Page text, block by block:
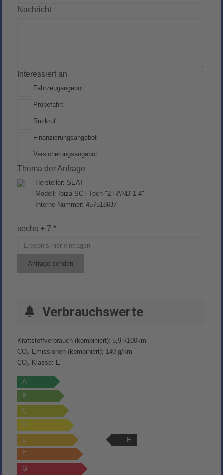
Nachricht
Interessiert an
Fahrzeugangebot
Probefahrt
Rückruf
Finanzierungsangebot
Versicherungsangebot
Thema der Anfrage
Hersteller: SEAT
Modell: Ibiza SC i-Tech "2.HAND"1.4"
Interne Nummer: 457518637
sechs + 7 *
Anfrage senden
Verbrauchswerte
Kraftstoffverbrauch (kombiniert): 5,9 l/100km
CO2-Emissionen (kombiniert): 140 g/km
CO2-Klasse: E
A
B
C
D
E
E
F
G